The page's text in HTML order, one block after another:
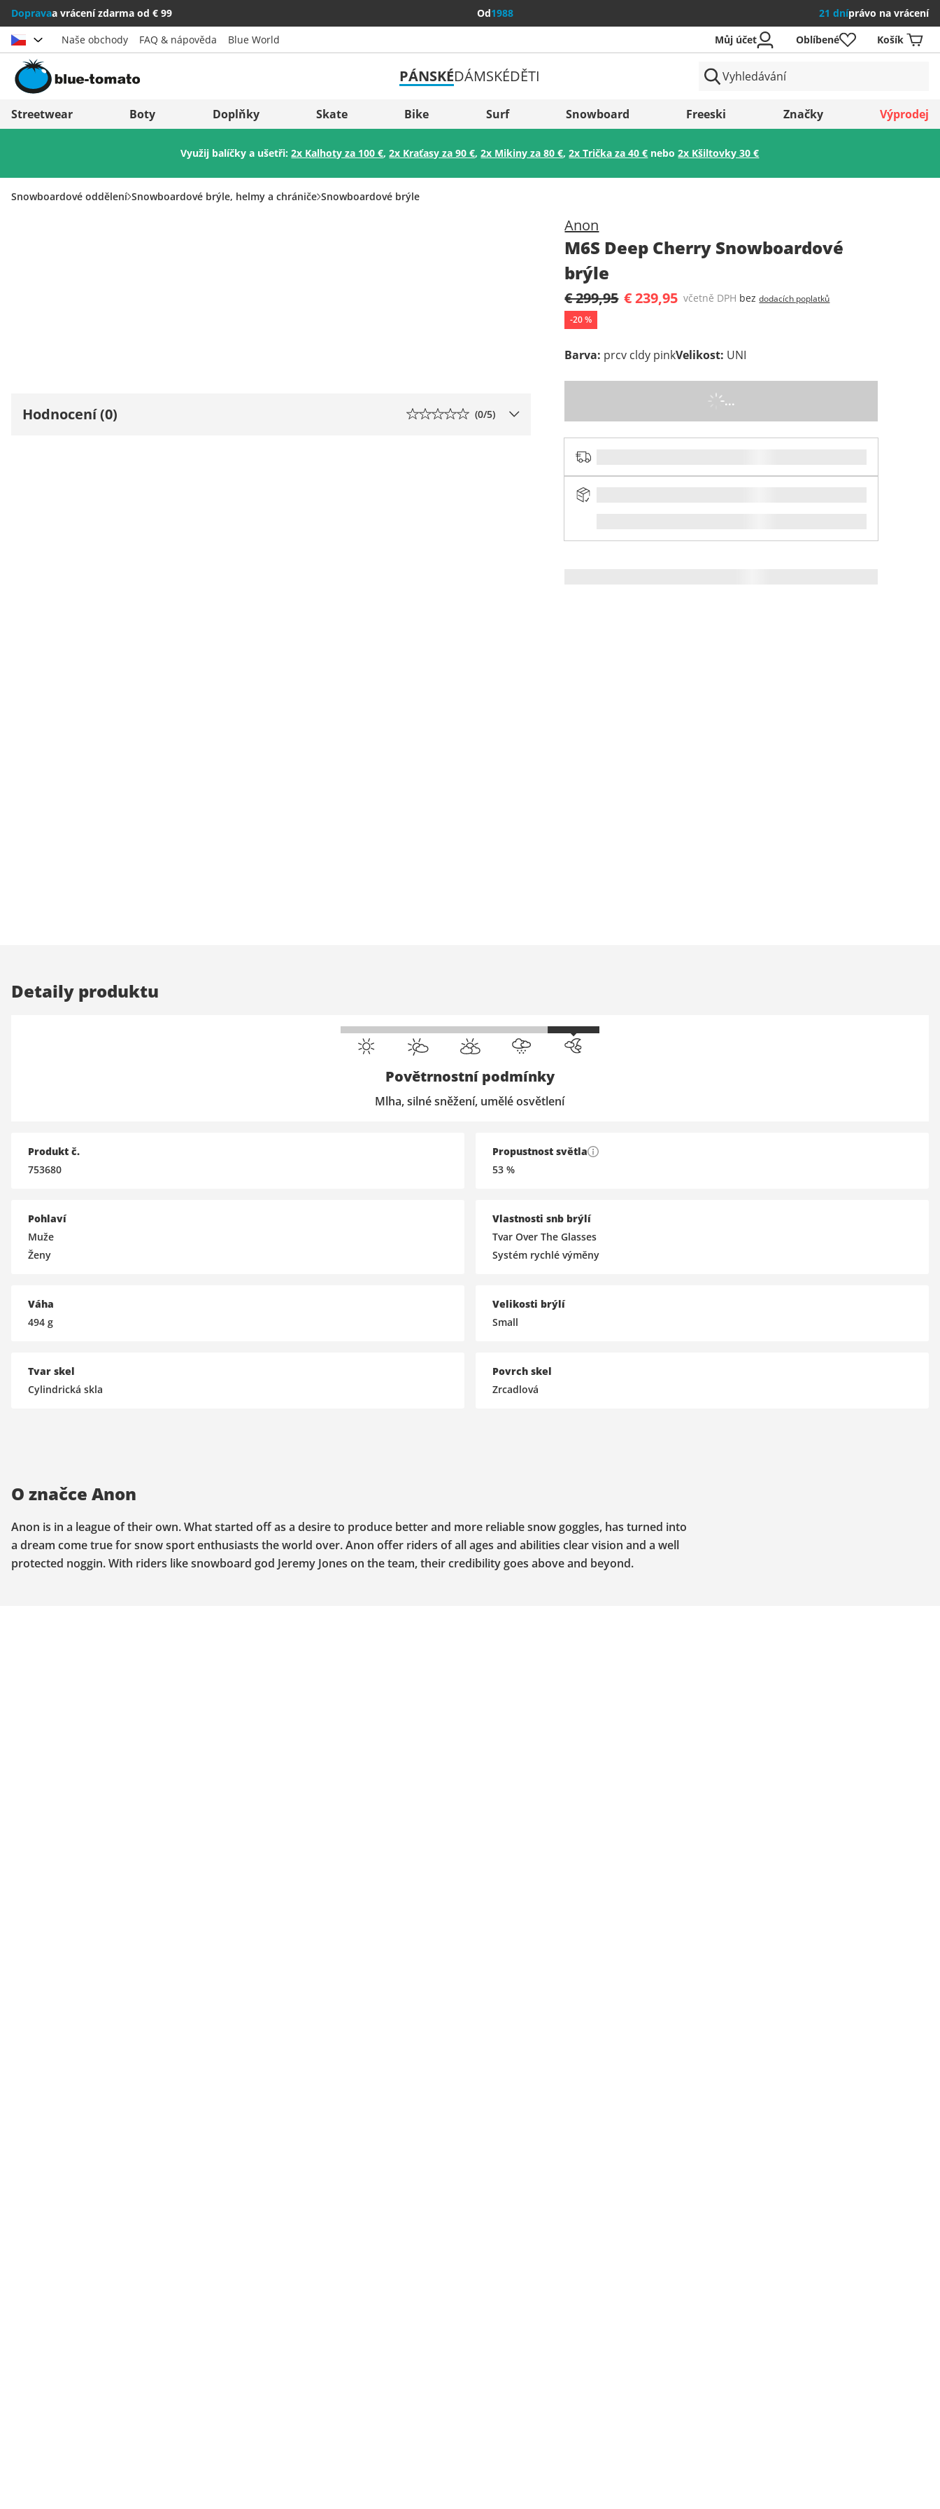
Dopravaa vrácení zdarma od € 99 Od1988 21 dníprávo na vrácení
Vybrat zemi
Österreich
Italia (Italiano)
Italien (Deutsch)
Slovenija
België (Nederlands)
Uložit
Naše obchody FAQ & nápověda Blue World Můj účet Oblíbené Košík
PÁNSKÉDÁMSKÉDĚTI
Streetwear Boty Doplňky Skate Bike Surf Snowboard Freeski Značky Výprodej
Využij balíčky a ušetři:2x Kalhoty za 100 €,2x Kraťasy za 90 €,2x Mikiny za 80 €,2x Trička za 40 € nebo2x Kšiltovky 30 €
Snowboardové oddělení Snowboardové brýle, helmy a chrániče Snowboardové brýle
Anon
M6S Deep Cherry Snowboardové
brýle
€ 299,95 € 239,95 včetně DPH bezdodacích poplatků
-20%
Barva: prcv cldy pinkVelikost: UNI
...
Hodnocení (0) (0/5)
Detaily produktu
Povětrnostní podmínky
Mlha, silné sněžení, umělé osvětlení
Produkt č.
753680
Pohlaví
Muže
Ženy
Váha
494 g
Tvar skel
Cylindrická skla
Propustnost světla
53 %
Vlastnosti snb brýlí
Tvar Over The Glasses
Systém rychlé výměny
Velikosti brýlí
Small
Povrch skel
Zrcadlová
O značce Anon
Anon is in a league of their own. What started off as a desire to produce better and more reliable snow goggles, has turned into
a dream come true for snow sport enthusiasts the world over. Anon offer riders of all ages and abilities clear vision and a well
protected noggin. With riders like snowboard god Jeremy Jones on the team, their credibility goes above and beyond.